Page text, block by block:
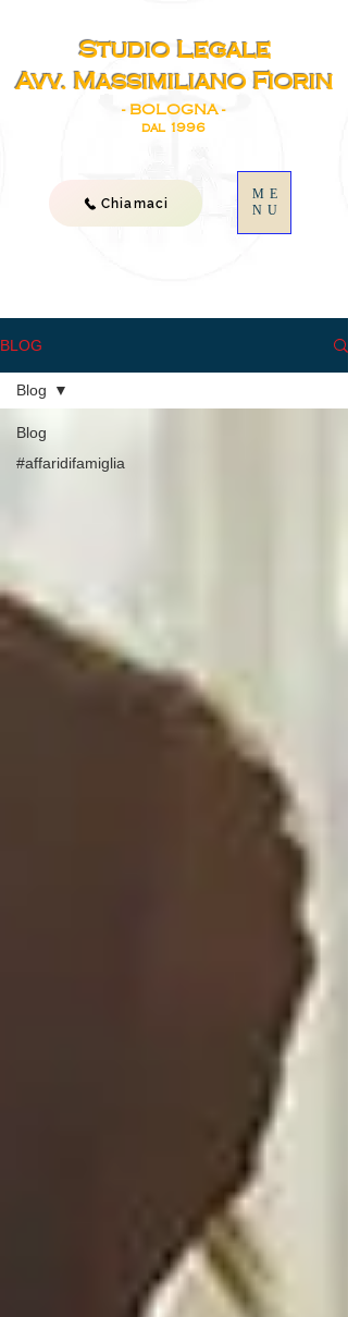
Studio Legale
Avv. Massimiliano Fiorin
- BOLOGNA -
dal 1996
ME
NU
Chiamaci
BLOG
Blog
#affaridifamiglia
Blog